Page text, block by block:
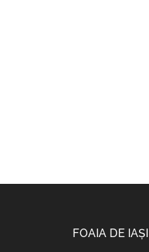
FOAIA DE IAȘI